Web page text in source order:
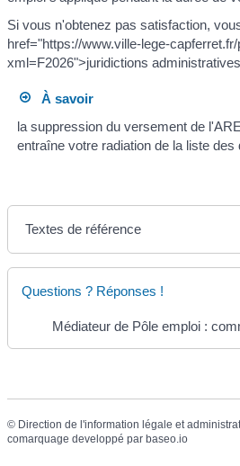
Si vous n'obtenez pas satisfaction,
href="https://www.ville-lege-
xml=F2026">juridictions
À savoir
la suppression du versement de
entraîne votre radiation de la liste
Textes de référence
Questions ? Réponses !
Médiateur de Pôle emploi :
© Direction de l'information légale et
comarquage developpé par baseo.io